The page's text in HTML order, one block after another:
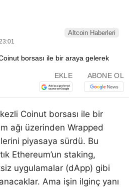
Altcoin Haberleri
EKLE ABONE OL
Coinut borsası ile bir
ağı üzerinden Wrapped
piyasaya sürdü. Bu
Ethereum’un staking,
uygulamalar (dApp) gibi
Ama işin ilginç yanı